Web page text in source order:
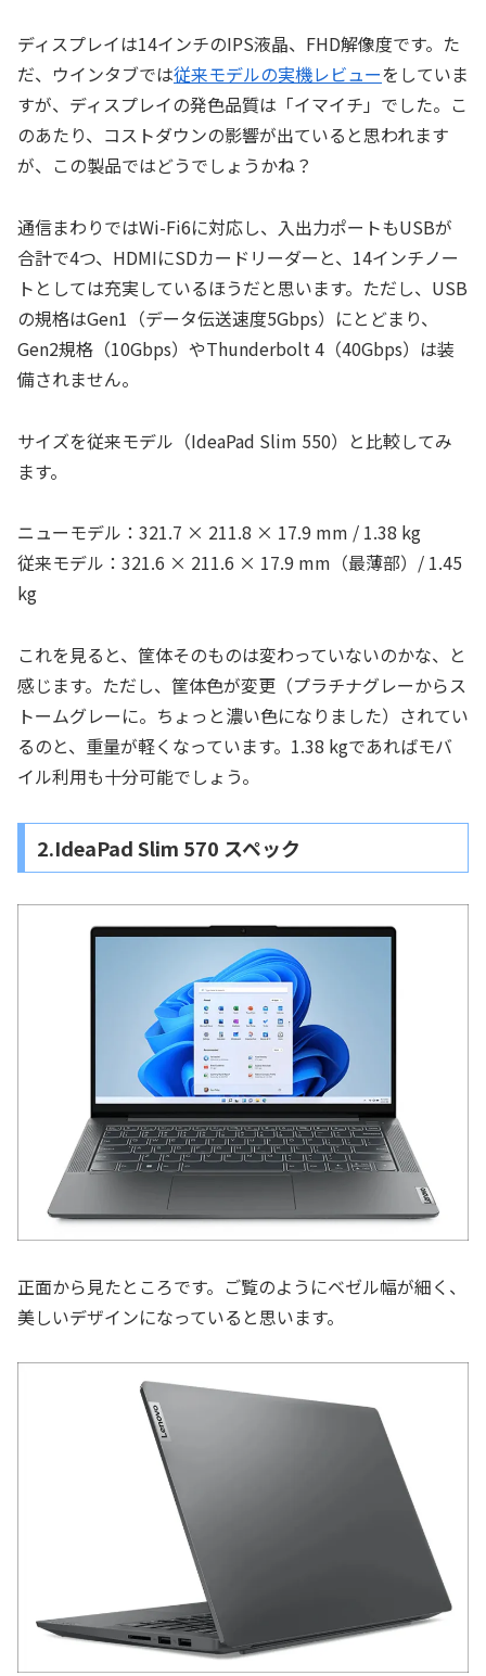
ディスプレイは14インチのIPS液晶、FHD解像度です。た
だ、ウインタブでは従来モデルの実機レビューをしていま
すが、ディスプレイの発色品質は「イマイチ」でした。こ
のあたり、コストダウンの影響が出ていると思われます
が、この製品ではどうでしょうかね？
通信まわりではWi-Fi6に対応し、入出力ポートもUSBが
合計で4つ、HDMIにSDカードリーダーと、14インチノー
トとしては充実しているほうだと思います。ただし、USB
の規格はGen1（データ伝送速度5Gbps）にとどまり、
Gen2規格（10Gbps）やThunderbolt 4（40Gbps）は装
備されません。
サイズを従来モデル（IdeaPad Slim 550）と比較してみ
ます。
ニューモデル：321.7 × 211.8 × 17.9 mm / 1.38 kg
従来モデル：321.6 × 211.6 × 17.9 mm（最薄部）/ 1.45
kg
これを見ると、筐体そのものは変わっていないのかな、と
感じます。ただし、筐体色が変更（プラチナグレーからス
トームグレーに。ちょっと濃い色になりました）されてい
るのと、重量が軽くなっています。1.38 kgであればモバ
イル利用も十分可能でしょう。
2.IdeaPad Slim 570 スペック
正面から見たところです。ご覧のようにベゼル幅が細く、
美しいデザインになっていると思います。